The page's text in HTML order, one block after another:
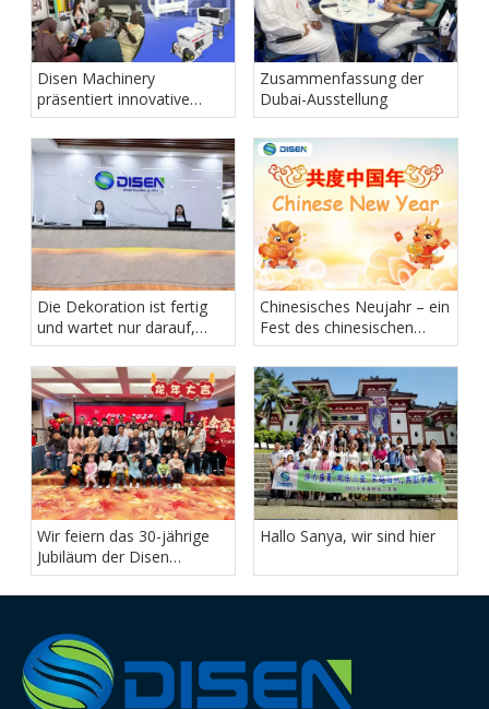
Disen Machinery
präsentiert innovative
Textil- und Drucklösungen
auf der (NGTEX)
Zusammenfassung der
Dubai-Ausstellung
Die Dekoration ist fertig
und wartet nur darauf,
dass Sie diesen
einzigartigen Komfort und
diese Schönheit spüren!
Chinesisches Neujahr – ein
Fest des chinesischen
Volkes auf der ganzen Welt
Wir feiern das 30-jährige
Jubiläum der Disen
Company
Hallo Sanya, wir sind hier